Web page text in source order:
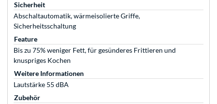
Sicherheit
Abschaltautomatik, wärmeisolierte Griffe,
Sicherheitsschaltung
Feature
Bis zu 75% weniger Fett, für gesünderes Frittieren und
knuspriges Kochen
Weitere Informationen
Lautstärke 55 dBA
Zubehör